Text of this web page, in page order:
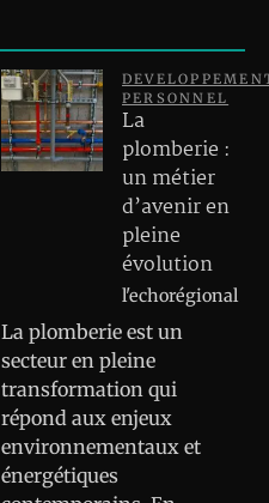
PERSONNEL
La
plomberie :
un métier
d’avenir en
pleine
évolution
l'echorégional
La plomberie est un
secteur en pleine
transformation qui
répond aux enjeux
environnementaux et
énergétiques